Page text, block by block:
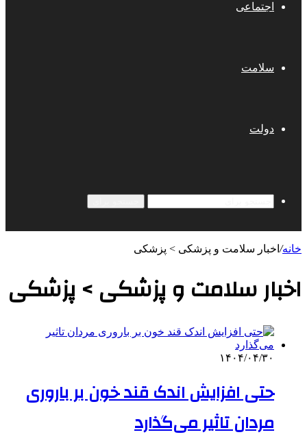
اجتماعی
سلامت
دولت
خانه/ اخبار سلامت و پزشکی > پزشکی
اخبار سلامت و پزشکی > پزشکی
۱۴۰۴/۰۴/۳۰
حتی افزایش اندک قند خون بر باروری
مردان تاثیر می‌گذارد